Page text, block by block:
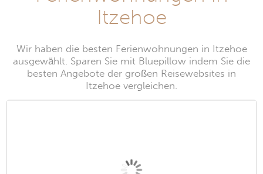
Itzehoe
Wir haben die besten Ferienwohnungen in Itzehoe
ausgewählt. Sparen Sie mit Bluepillow indem Sie die
besten Angebote der großen Reisewebsites in
Itzehoe vergleichen.